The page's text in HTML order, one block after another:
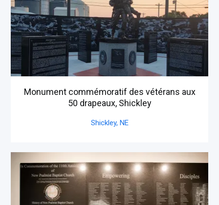
Monument commémoratif des vétérans aux
50 drapeaux, Shickley
Shickley, NE